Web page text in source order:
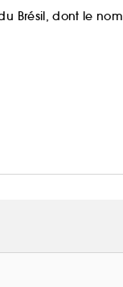
Brésil, dont le